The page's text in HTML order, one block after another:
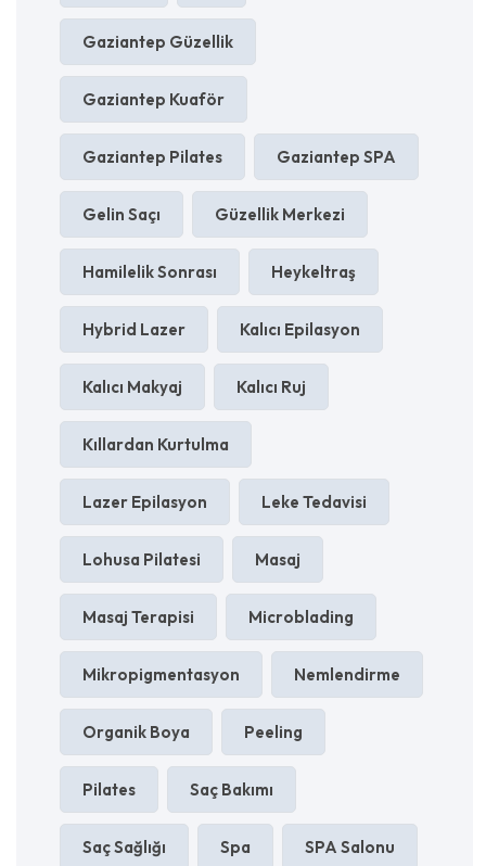
Gaziantep Güzellik
Gaziantep Kuaför
Gaziantep Pilates Gaziantep SPA
Gelin Saçı Güzellik Merkezi
Hamilelik Sonrası Heykeltraş
Hybrid Lazer Kalıcı Epilasyon
Kalıcı Makyaj Kalıcı Ruj
Kıllardan Kurtulma
Lazer Epilasyon Leke Tedavisi
Lohusa Pilatesi Masaj
Masaj Terapisi Microblading
Mikropigmentasyon Nemlendirme
Organik Boya Peeling
Pilates Saç Bakımı
Saç Sağlığı Spa SPA Salonu